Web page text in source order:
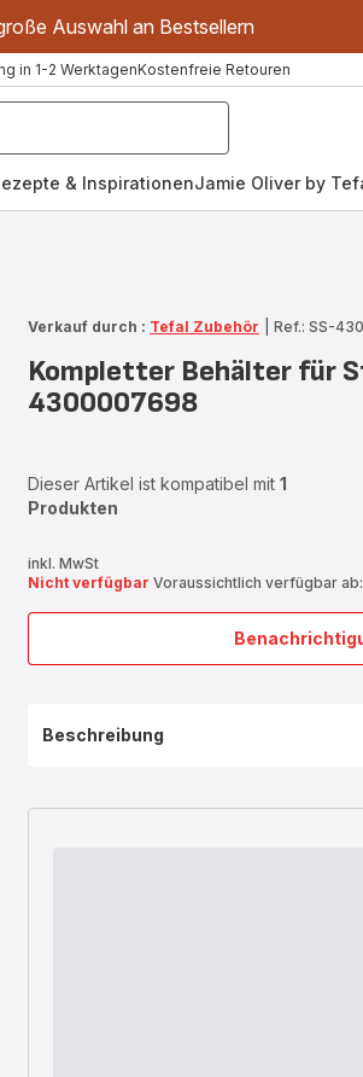
Auswahl an Bestsellern
in 1-2 WerktagenKostenfreie Retouren
& InspirationenJamie Oliver by
Verkauf durch : Tefal Zubehör Ref.: SS-
Kompletter Behälter für
4300007698
Dieser Artikel ist kompatibel mit 1
Produkten
inkl. MwSt
Nicht verfügbar Voraussichtlich verfügbar
Beschreibung